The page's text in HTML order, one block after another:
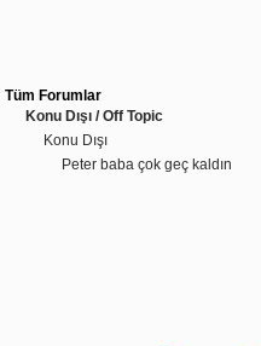
Tüm Forumlar
Konu Dışı / Off Topic
Konu Dışı
Peter baba çok geç kaldın